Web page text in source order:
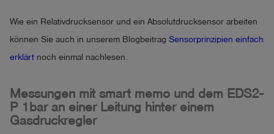
Wie ein Relativdrucksensor und ein Absolutdrucksensor arbeiten
können Sie auch in unserem Blogbeitrag Sensorprinzipien einfach
erklärt noch einmal nachlesen.
Messungen mit smart memo und dem EDS2-
P 1bar an einer Leitung hinter einem
Gasdruckregler